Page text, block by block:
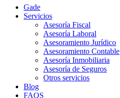
Gade
Servicios
Asesoría Fiscal
Asesoría Laboral
Asesoramiento Jurídico
Asesoramiento Contable
Asesoría Inmobiliaria
Asesoría de Seguros
Otros servicios
Blog
FAQS